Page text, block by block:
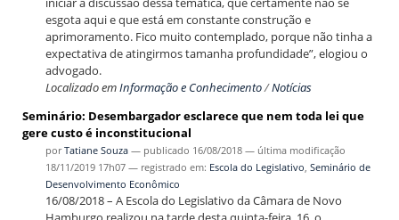
esgota aqui e que está em constante construção e
aprimoramento. Fico muito contemplado, porque não tinha a
expectativa de atingirmos tamanha profundidade”, elogiou o
advogado.
Localizado emInformação e Conhecimento/Notícias
Seminário: Desembargador esclarece que nem toda lei que
gere custo é inconstitucional
porTatiane Souza — publicado 16/08/2018 — última modificação
18/11/2019 17h07 — registrado em: Escola do Legislativo Seminário de
Desenvolvimento Econômico
16/08/2018 – A Escola do Legislativo da Câmara de Novo